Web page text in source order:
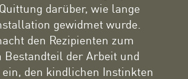
darüber, wie lange
gewidmet wurde.
den Rezipienten zum
Bestandteil der Arbeit und
den kindlichen Instinkten